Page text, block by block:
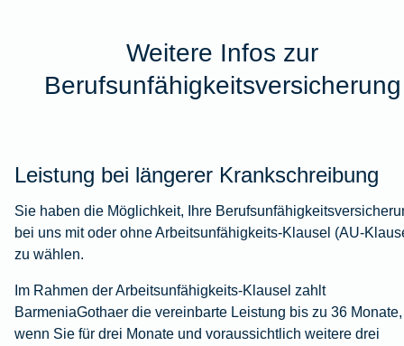
Weitere Infos zur
Berufsunfähigkeitsversicherung
Leistung bei längerer Krankschreibung
Sie haben die Möglichkeit, Ihre
bei uns mit oder ohne Arbeitsunfähigkeits-Klausel (AU-
zu wählen.
Im Rahmen der Arbeitsunfähigkeits-Klausel zahlt
BarmeniaGothaer die vereinbarte Leistung bis zu 36 Monate,
wenn Sie für drei Monate und voraussichtlich weitere drei